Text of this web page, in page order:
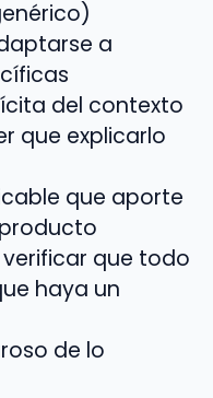
a
del contexto
que explicarlo
que aporte
que todo
haya un
de lo